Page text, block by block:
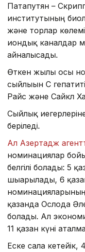
Патапутян –
институтының
және торлар
иондық каналдар
айналысады.
Өткен жылы осы
сыйлығын С
Райс және Сайкл
Сыйлық
беріледі.
Ал Азертадж
номинациялар
белгілі болады: 5
шығарылады, 6
қазанда Ослода
болады. Ал
11 қазан күні
Еске сала кетейік,